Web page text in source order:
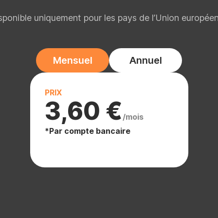
uniquement pour les pays de l’Union
Mensuel Annuel
PRIX
3,60 € /mois
*Par compte bancaire